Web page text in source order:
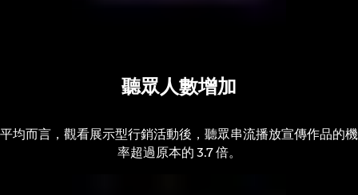
聽眾人數增加
平均而言，觀看展示型行銷活動後，聽眾串流播放宣傳作品的機
率超過原本的 3.7 倍。